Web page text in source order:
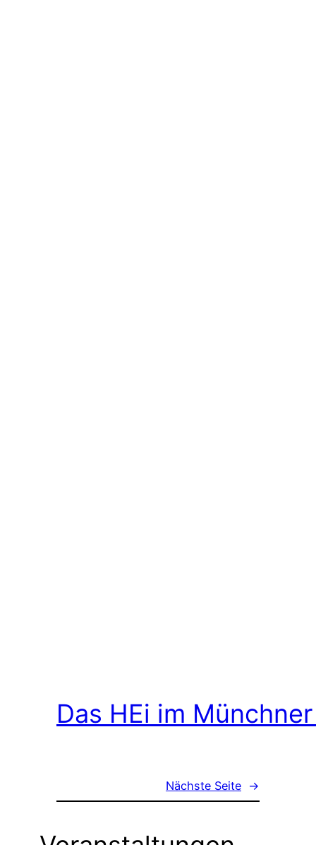
Das HEi im
Nächste Seite →